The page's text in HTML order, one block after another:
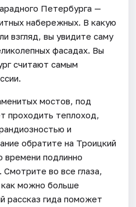
Петербурга —
набережных. В какую
взгляд, вы увидите саму
фасадах. Вы
считают самым
мостов, под
проходить теплоход,
и
обратите на Троицкий
времени подлинно
во все глаза,
как можно больше
рассказ гида поможет